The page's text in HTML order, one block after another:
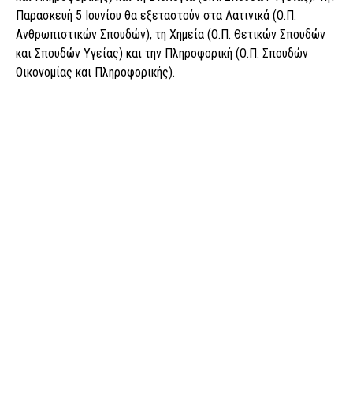
Παρασκευή 5 Ιουνίου θα εξεταστούν στα Λατινικά (Ο.Π.
Ανθρωπιστικών Σπουδών), τη Χημεία (Ο.Π. Θετικών Σπουδών
και Σπουδών Υγείας) και την Πληροφορική (Ο.Π. Σπουδών
Οικονομίας και Πληροφορικής).